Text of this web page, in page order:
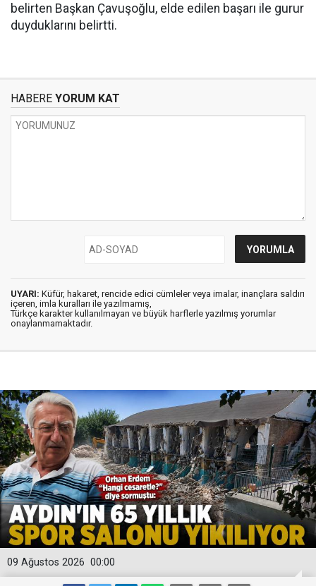
belirten Başkan Çavuşoğlu, elde edilen başarı ile gurur
duyduklarını belirtti.
HABERE YORUM KAT
UYARI: Küfür, hakaret, rencide edici cümleler veya imalar, inançlara saldırı
içeren, imla kuralları ile yazılmamış,
Türkçe karakter kullanılmayan ve büyük harflerle yazılmış yorumlar
onaylanmamaktadır.
00:00
09 Ağustos 2026